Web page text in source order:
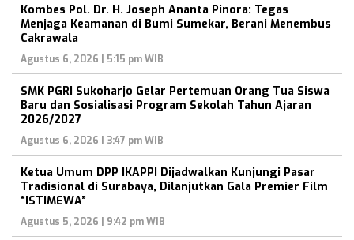
Kombes Pol. Dr. H. Joseph Ananta Pinora: Tegas
Menjaga Keamanan di Bumi Sumekar, Berani Menembus
Cakrawala
Agustus 6, 2026 | 5:15 pm WIB
SMK PGRI Sukoharjo Gelar Pertemuan Orang Tua Siswa
Baru dan Sosialisasi Program Sekolah Tahun Ajaran
2026/2027
Agustus 6, 2026 | 3:47 pm WIB
Ketua Umum DPP IKAPPI Dijadwalkan Kunjungi Pasar
Tradisional di Surabaya, Dilanjutkan Gala Premier Film
“ISTIMEWA”
Agustus 5, 2026 | 9:42 pm WIB